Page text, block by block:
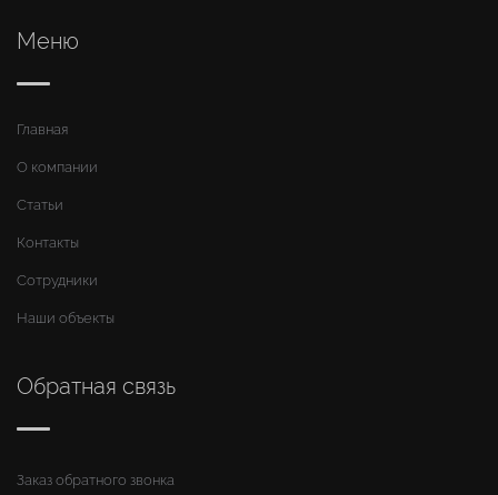
Меню
Главная
О компании
Статьи
Контакты
Сотрудники
Наши объекты
Обратная связь
Заказ обратного звонка